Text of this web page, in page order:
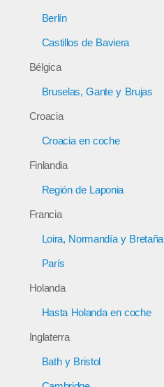
Berlín
Castillos de Baviera
Bélgica
Bruselas, Gante y Brujas
Croacia
Croacia en coche
Finlandia
Región de Laponia
Francia
Loira, Normandía y Bretaña
París
Holanda
Hasta Holanda en coche
Inglaterra
Bath y Bristol